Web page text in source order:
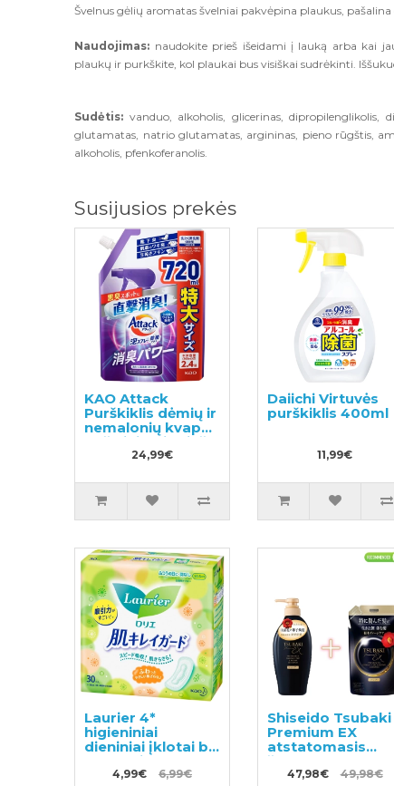
Švelnus gėlių aromatas švelniai pakvėpina plaukus,
Naudojimas: naudokite prieš išeidami į lauką arba kai
plaukų ir purkškite, kol plaukai bus visiškai sudrėkinti.
Sudėtis: vanduo, alkoholis, glicerinas, dipropilenglikolis,
glutamatas, natrio glutamatas, argininas, pieno rūgštis,
alkoholis, pfenkoferanolis.
Susijusios prekės
KAO Attack
Purškiklis dėmių ir
nemalonių kvapų
pašalinimui prieš
skalbimą užpildas
24,99€
Daiichi Virtuvės
purškiklis 400ml
11,99€
Laurier 4*
higieniniai
dieniniai įklotai be
sparnelių 20.5cm
30 vnt4,99€ 6,99€
Shiseido Tsubaki
Premium EX
atstatomasis
šampūnas
pažeistiems
47,98€ 49,98€